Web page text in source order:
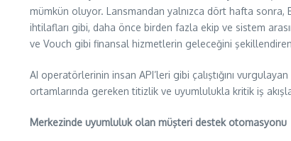
mümkün oluyor. Lansmandan yalnızca dört hafta sonra,
ihtilafları gibi, daha önce birden fazla ekip ve sistem
ve Vouch gibi finansal hizmetlerin geleceğini
AI operatörlerinin insan API’leri gibi çalıştığını vurgulayan
ortamlarında gereken titizlik ve uyumlulukla kritik iş
Merkezinde uyumluluk olan müşteri destek otomasyonu